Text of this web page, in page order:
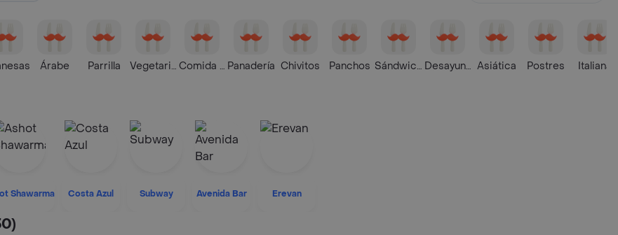
Árabe Parrilla VegetarianaComida Rápida
Panadería Chivitos Panchos SándwichesDesayunos y Meriendas
Asiática Postres Italiana
Shawarma Costa Azul Subway Avenida Bar Erevan